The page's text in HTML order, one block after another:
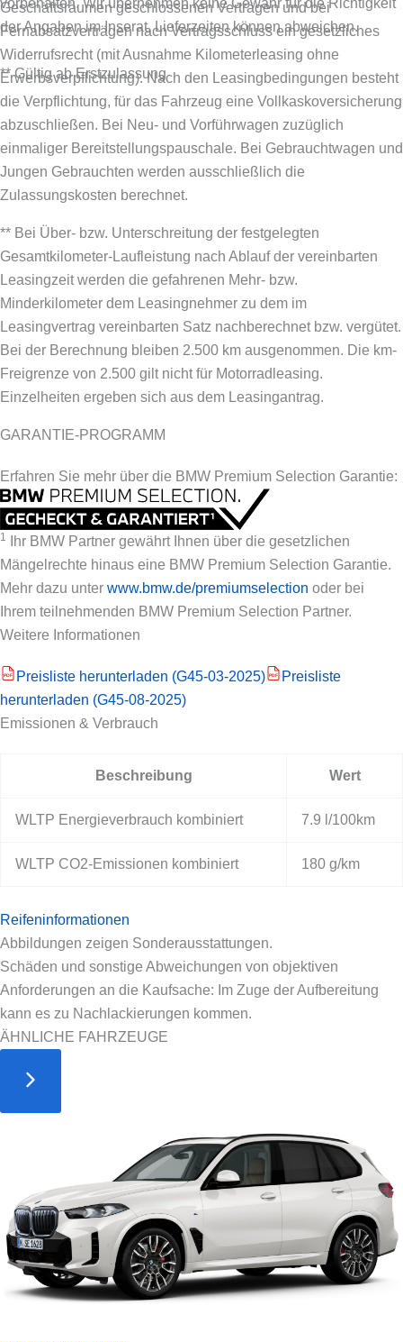
der Angaben im Inserat. Lieferzeiten können abweichen.
** Gültig ab Erstzulassung
Geschäftsräumen geschlossenen Verträgen und bei
Fernabsatzverträgen nach Vertragsschluss ein gesetzliches
Widerrufsrecht (mit Ausnahme Kilometerleasing ohne
Erwerbsverpflichtung). Nach den Leasingbedingungen besteht
die Verpflichtung, für das Fahrzeug eine Vollkaskoversicherung
abzuschließen. Bei Neu- und Vorführwagen zuzüglich
einmaliger Bereitstellungspauschale. Bei Gebrauchtwagen und
Jungen Gebrauchten werden ausschließlich die
Zulassungskosten berechnet.
** Bei Über- bzw. Unterschreitung der festgelegten
Gesamtkilometer-Laufleistung nach Ablauf der vereinbarten
Leasingzeit werden die gefahrenen Mehr- bzw.
Minderkilometer dem Leasingnehmer zu dem im
Leasingvertrag vereinbarten Satz nachberechnet bzw. vergütet.
Bei der Berechnung bleiben 2.500 km ausgenommen. Die km-
Freigrenze von 2.500 gilt nicht für Motorradleasing.
Einzelheiten ergeben sich aus dem Leasingantrag.
GARANTIE-PROGRAMM
Erfahren Sie mehr über die BMW Premium Selection Garantie:
1
Ihr BMW Partner gewährt Ihnen über die gesetzlichen
Mängelrechte hinaus eine BMW Premium Selection Garantie.
Mehr dazu unter www.bmw.de/premiumselection oder bei
Ihrem teilnehmenden BMW Premium Selection Partner.
Weitere Informationen
PDF Preisliste herunterladen (G45-03-2025) PDF
Preisliste
herunterladen (G45-08-2025)
Emissionen & Verbrauch
Beschreibung Wert
WLTP Energieverbrauch kombiniert 7.9 l/100km
WLTP CO2-Emissionen kombiniert 180 g/km
Reifeninformationen
Abbildungen zeigen Sonderausstattungen.
Schäden und sonstige Abweichungen von objektiven
Anforderungen an die Kaufsache: Im Zuge der Aufbereitung
kann es zu Nachlackierungen kommen.
ÄHNLICHE FAHRZEUGE